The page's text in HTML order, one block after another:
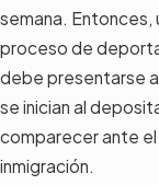
semana. Entonces,
proceso de
debe presentarse
se inician al
comparecer ante el
inmigración.